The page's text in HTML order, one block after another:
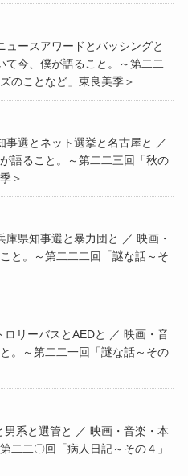
ースアワードとバッシングと
て今、僕が語ること。～第二二
のことなど」東良美季＞
選とネット選挙と名古屋と ／
語ること。～第二二三回「秋の
＞
県知事選と暴力団と ／ 映画・
と。～第二二二回「謎な話～そ
リーバスとAEDと ／ 映画・音
。～第二二一回「謎な話～その
系と選管と ／ 映画・音楽・本
二二〇回「病人日記～その４」